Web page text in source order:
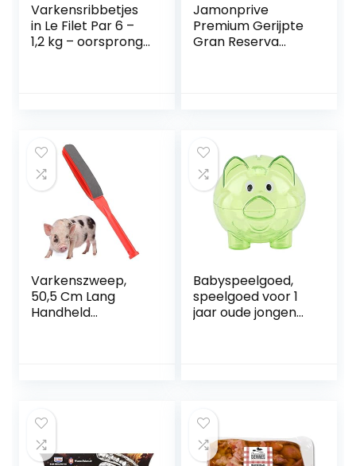
Varkensribbetjes
in Le Filet Par 6 –
1,2 kg – oorsprong
Jamonprive
Premium Gerijpte
Gran Reserva
Varkenszweep,
50,5 Cm Lang
Handheld
Veehouderijuitrusti
ng met
Beschermingslaag
Babyspeelgoed,
speelgoed voor 1
jaar oude jongen
varkensbanken(S
mall green)